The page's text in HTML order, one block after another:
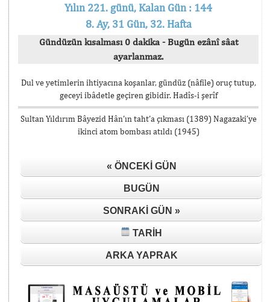
Yılın 221. günü, Kalan Gün : 144
8. Ay, 31 Gün, 32. Hafta
Gündüzün kısalması 0 dakika - Bugün ezânî sâat
ayarlanmaz.
Dul ve yetimlerin ihtiyacına koşanlar, gündüz (nâfile) oruç tutup,
geceyi ibâdetle geçiren gibidir. Hadîs-i şerîf
Sultan Yıldırım Bâyezid Hân’ın taht’a çıkması (1389) Nagazaki’ye
ikinci atom bombası atıldı (1945)
« ÖNCEKI GÜN
BUGÜN
SONRAKI GÜN »
TARIH
ARKA YAPRAK